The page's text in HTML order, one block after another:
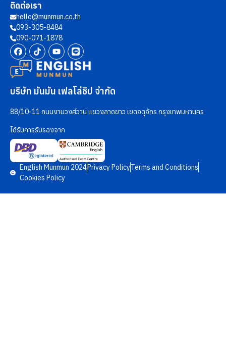
ติดต่อเรา
hello@munmun.co.th
093-305-8484
090-071-1878
บริษัท มันมัน เฟลโล่ชิป จำกัด
88/10-11 ถนนงามวงศ์วาน แขวงลาดยาว เขตจตุจักร กรุงเทพมหานคร
ได้รับการรับรองจาก
English Munmun 2024Privacy PolicyTerms and Conditions
Cookies Policy